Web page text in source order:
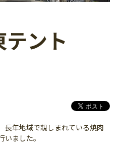
テント
長年地域で親しまれている焼肉
ました。